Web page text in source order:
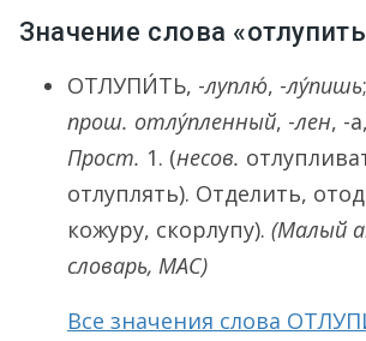
Значение слова
ОТЛУПИ́ТЬ, -луплю́, -лу́пишь;
прош. отлу́пленный, -лен, -
Прост. 1. (несов.
отлуплять). Отделить,
кожуру, скорлупу). (Малый
словарь, МАС)
Все значения слова